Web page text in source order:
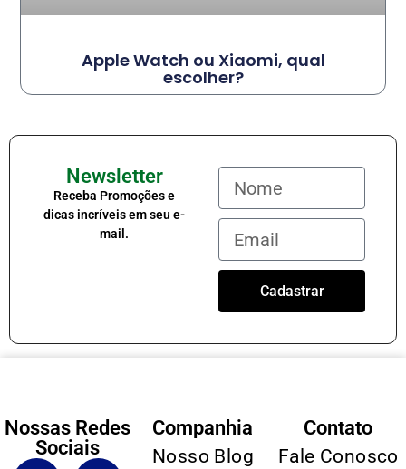
Apple Watch ou Xiaomi, qual
escolher?
Newsletter
Receba Promoções e
dicas incríveis em seu e-
mail.
Cadastrar
Nossas Redes
Sociais
Companhia
Nosso Blog
Contato
Fale Conosco